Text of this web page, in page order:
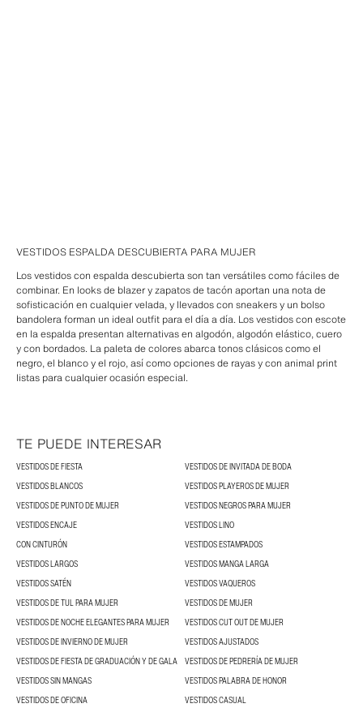
VESTIDOS ESPALDA DESCUBIERTA PARA MUJER
Los vestidos con espalda descubierta son tan versátiles como fáciles de
combinar. En looks de blazer y zapatos de tacón aportan una nota de
sofisticación en cualquier velada, y llevados con sneakers y un bolso
bandolera forman un ideal outfit para el día a día. Los vestidos con escote
en la espalda presentan alternativas en algodón, algodón elástico, cuero
y con bordados. La paleta de colores abarca tonos clásicos como el
negro, el blanco y el rojo, así como opciones de rayas y con animal print
listas para cualquier ocasión especial.
TE PUEDE INTERESAR
VESTIDOS DE FIESTA
VESTIDOS DE INVITADA DE BODA
VESTIDOS BLANCOS
VESTIDOS PLAYEROS DE MUJER
VESTIDOS DE PUNTO DE MUJER
VESTIDOS NEGROS PARA MUJER
VESTIDOS ENCAJE
VESTIDOS LINO
CON CINTURÓN
VESTIDOS ESTAMPADOS
VESTIDOS LARGOS
VESTIDOS MANGA LARGA
VESTIDOS SATÉN
VESTIDOS VAQUEROS
VESTIDOS DE TUL PARA MUJER
VESTIDOS DE MUJER
VESTIDOS DE NOCHE ELEGANTES PARA MUJER
VESTIDOS CUT OUT DE MUJER
VESTIDOS DE INVIERNO DE MUJER
VESTIDOS AJUSTADOS
VESTIDOS DE FIESTA DE GRADUACIÓN Y DE GALA VESTIDOS DE PEDRERÍA DE MUJER
VESTIDOS SIN MANGAS
VESTIDOS PALABRA DE HONOR
VESTIDOS DE OFICINA
VESTIDOS CASUAL